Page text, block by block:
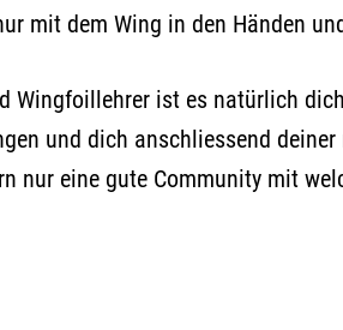
mit dem Wing in den Händen
Wingfoillehrer ist es natürlich
und dich anschliessend
nur eine gute Community mit